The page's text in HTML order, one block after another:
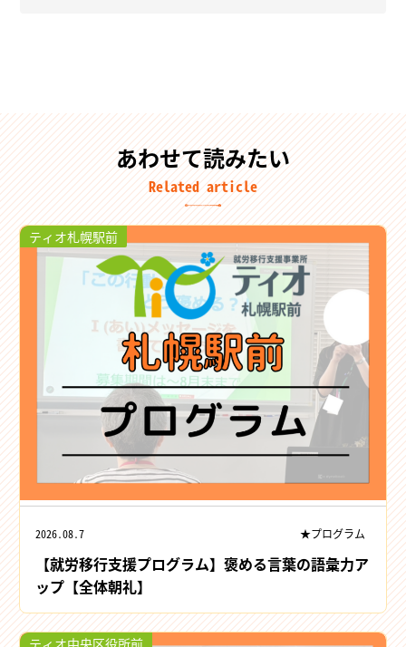
あわせて読みたい
Related article
ティオ札幌駅前
2026.08.7 ★プログラム
【就労移行支援プログラム】褒める言葉の語彙力ア
ップ【全体朝礼】